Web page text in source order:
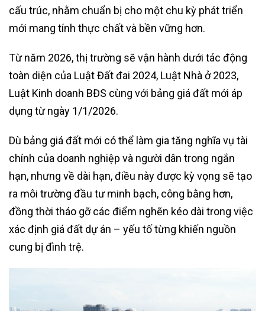
cấu trúc, nhằm chuẩn bị cho một chu kỳ phát triển
mới mang tính thực chất và bền vững hơn.
Từ năm 2026, thị trường sẽ vận hành dưới tác động
toàn diện của Luật Đất đai 2024, Luật Nhà ở 2023,
Luật Kinh doanh BĐS cùng với bảng giá đất mới áp
dụng từ ngày 1/1/2026.
Dù bảng giá đất mới có thể làm gia tăng nghĩa vụ tài
chính của doanh nghiệp và người dân trong ngắn
hạn, nhưng về dài hạn, điều này được kỳ vọng sẽ tạo
ra môi trường đầu tư minh bạch, công bằng hơn,
đồng thời tháo gỡ các điểm nghẽn kéo dài trong việc
xác định giá đất dự án – yếu tố từng khiến nguồn
cung bị đình trệ.